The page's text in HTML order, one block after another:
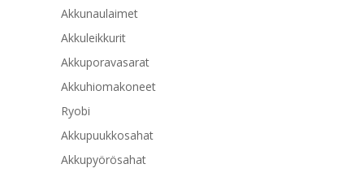
Akkunaulaimet
Akkuleikkurit
Akkuporavasarat
Akkuhiomakoneet
Ryobi
Akkupuukkosahat
Akkupyörösahat